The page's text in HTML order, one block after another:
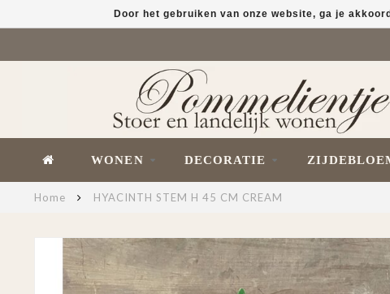
WONEN DECORATIE
Home HYACINTH STEM H 45 CM CREAM
Door het gebruiken van onze website, ga je